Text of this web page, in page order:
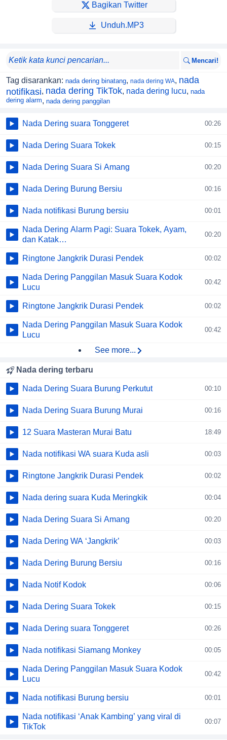
Bagikan Twitter
Unduh.MP3
Mencari!
Tag disarankan: nada dering binatang, nada dering WA, nada
notifikasi, nada dering TikTok, nada dering lucu, nada
dering alarm, nada dering panggilan
Nada Dering suara Tonggeret 00:26
Nada Dering Suara Tokek 00:15
Nada Dering Suara Si Amang 00:20
Nada Dering Burung Bersiu 00:16
Nada notifikasi Burung bersiu 00:01
Nada Dering Alarm Pagi: Suara Tokek, Ayam,
dan Katak…
00:20
Ringtone Jangkrik Durasi Pendek 00:02
Nada Dering Panggilan Masuk Suara Kodok
Lucu
00:42
Ringtone Jangkrik Durasi Pendek 00:02
Nada Dering Panggilan Masuk Suara Kodok
Lucu
00:42
See more...
Nada dering terbaru
Nada Dering Suara Burung Perkutut 00:10
Nada Dering Suara Burung Murai 00:16
12 Suara Masteran Murai Batu 18:49
Nada notifikasi WA suara Kuda asli 00:03
Ringtone Jangkrik Durasi Pendek 00:02
Nada dering suara Kuda Meringkik 00:04
Nada Dering Suara Si Amang 00:20
Nada Dering WA ‘Jangkrik’ 00:03
Nada Dering Burung Bersiu 00:16
Nada Notif Kodok 00:06
Nada Dering Suara Tokek 00:15
Nada Dering suara Tonggeret 00:26
Nada notifikasi Siamang Monkey 00:05
Nada Dering Panggilan Masuk Suara Kodok
Lucu
00:42
Nada notifikasi Burung bersiu 00:01
Nada notifikasi ‘Anak Kambing’ yang viral di
TikTok
00:07